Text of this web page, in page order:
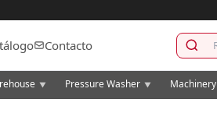
Contacto
▼ Pressure Washer ▼ Machinery